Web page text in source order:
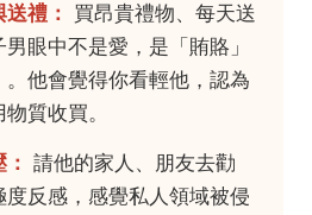
禮： 買昂貴禮物、每天送
眼中不是愛，是「賄賂」
他會覺得你看輕他，認為
質收買。
請他的家人、朋友去勸
反感，感覺私人領域被侵